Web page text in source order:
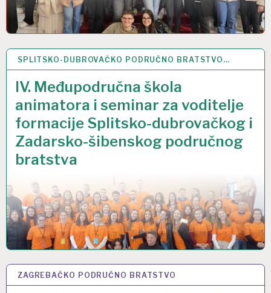
SPLITSKO-DUBROVAČKO PODRUČNO BRATSTVO…
IV. Međupodručna škola
animatora i seminar za voditelje
formacije Splitsko-dubrovačkog i
Zadarsko-šibenskog područnog
bratstva
1 OŽU 2022
ZAGREBAČKO PODRUČNO BRATSTVO
25 VELJ 2022